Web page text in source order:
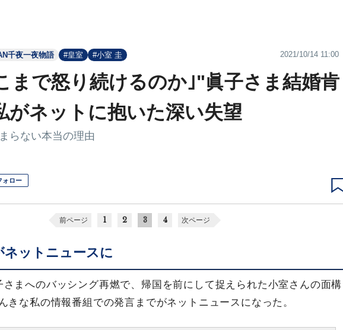
千夜一夜物語 #皇室 #小室 圭 2021/10/14 11:00
まで怒り続けるのか｣"眞子さま結婚肯
がネットに抱いた深い失望
らない本当の理由
ォロー
前ページ 1 2 3 4 次ページ
ネットニュースに
さまへのバッシング再燃で、帰国を前にして捉えられた小室さんの面構
きな私の情報番組での発言までがネットニュースになった。